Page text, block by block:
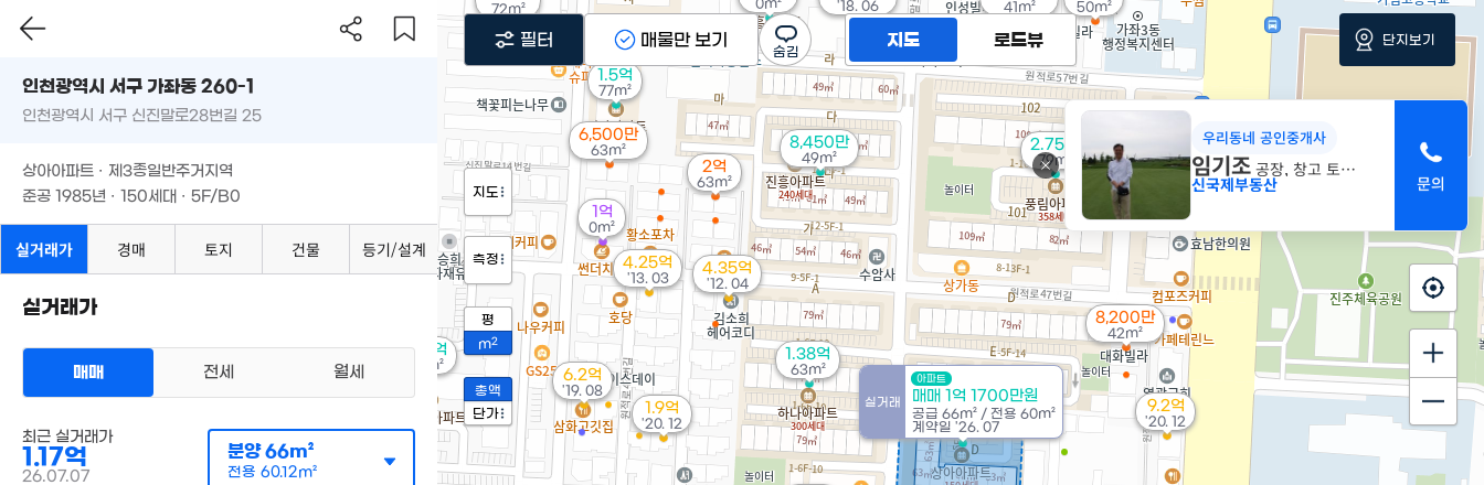
1.38억
63m²
실거래
아파트
매매 1억 1700만원
공급 66m² / 전용 60m²
계약일 '26. 07
0m²
2.75억
79m²
41m²
2.4억
81m²
50m²
2억
63m²
1.5억
77m²
8,200만
42m²
1.9억
'20. 12
9.2억
'20. 12
72m²
8,450만
49m²
6.2억
'19. 08
'18. 06
1억
0m²
4.25억
'13. 03
6,500만
63m²
4.35억
'12. 04
우리동네 공인중개사
임기조 공장, 창고 토지전문
신국제부동산
지도 로드뷰
지도
측정
평
m2
총액
단가
필터 매물만 보기 단지보기
인천광역시 서구 가좌동 260-1
인천광역시 서구 신진말로28번길 25
상아아파트 · 제3종일반주거지역
준공 1985년 · 150세대 · 5F/B0
실거래가 경매 토지 건물 등기/설계
실거래가
매매 전세 월세
최근 실거래가
1.17억
26.07.07
분양66m²
전용 60.12m²